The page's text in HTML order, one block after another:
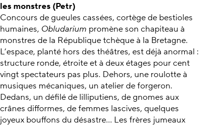
les monstres (Petr)
Concours de gueules cassées, cortège de bestioles
humaines, Obludarium promène son chapiteau à
monstres de la République tchèque à la Bretagne.
L’espace, planté hors des théâtres, est déjà anormal :
structure ronde, étroite et à deux étages pour cent
vingt spectateurs pas plus. Dehors, une roulotte à
musiques mécaniques, un atelier de forgeron.
Dedans, un défilé de lilliputiens, de gnomes aux
crânes difformes, de femmes lascives, quelques
joyeux bouffons du désastre... Les frères jumeaux